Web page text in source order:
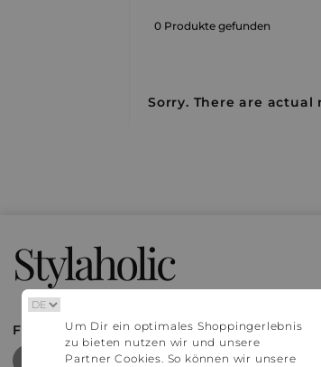
0 Produkte gefunden
Sorry. There are
Stylaholic
FIND MORE INSPIRATION
Um Dir ein optimales Shoppingerlebnis
zu bieten nutzen wir und unsere
Partner Cookies. So können wir unsere